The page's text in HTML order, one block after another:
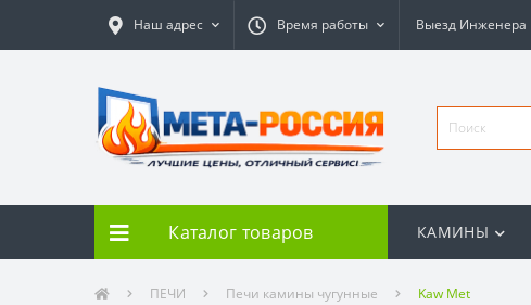
Наш адрес Время работы Выезд Инженера
Каталог товаров КАМИНЫ
ПЕЧИ Печи камины чугунные Kaw Met